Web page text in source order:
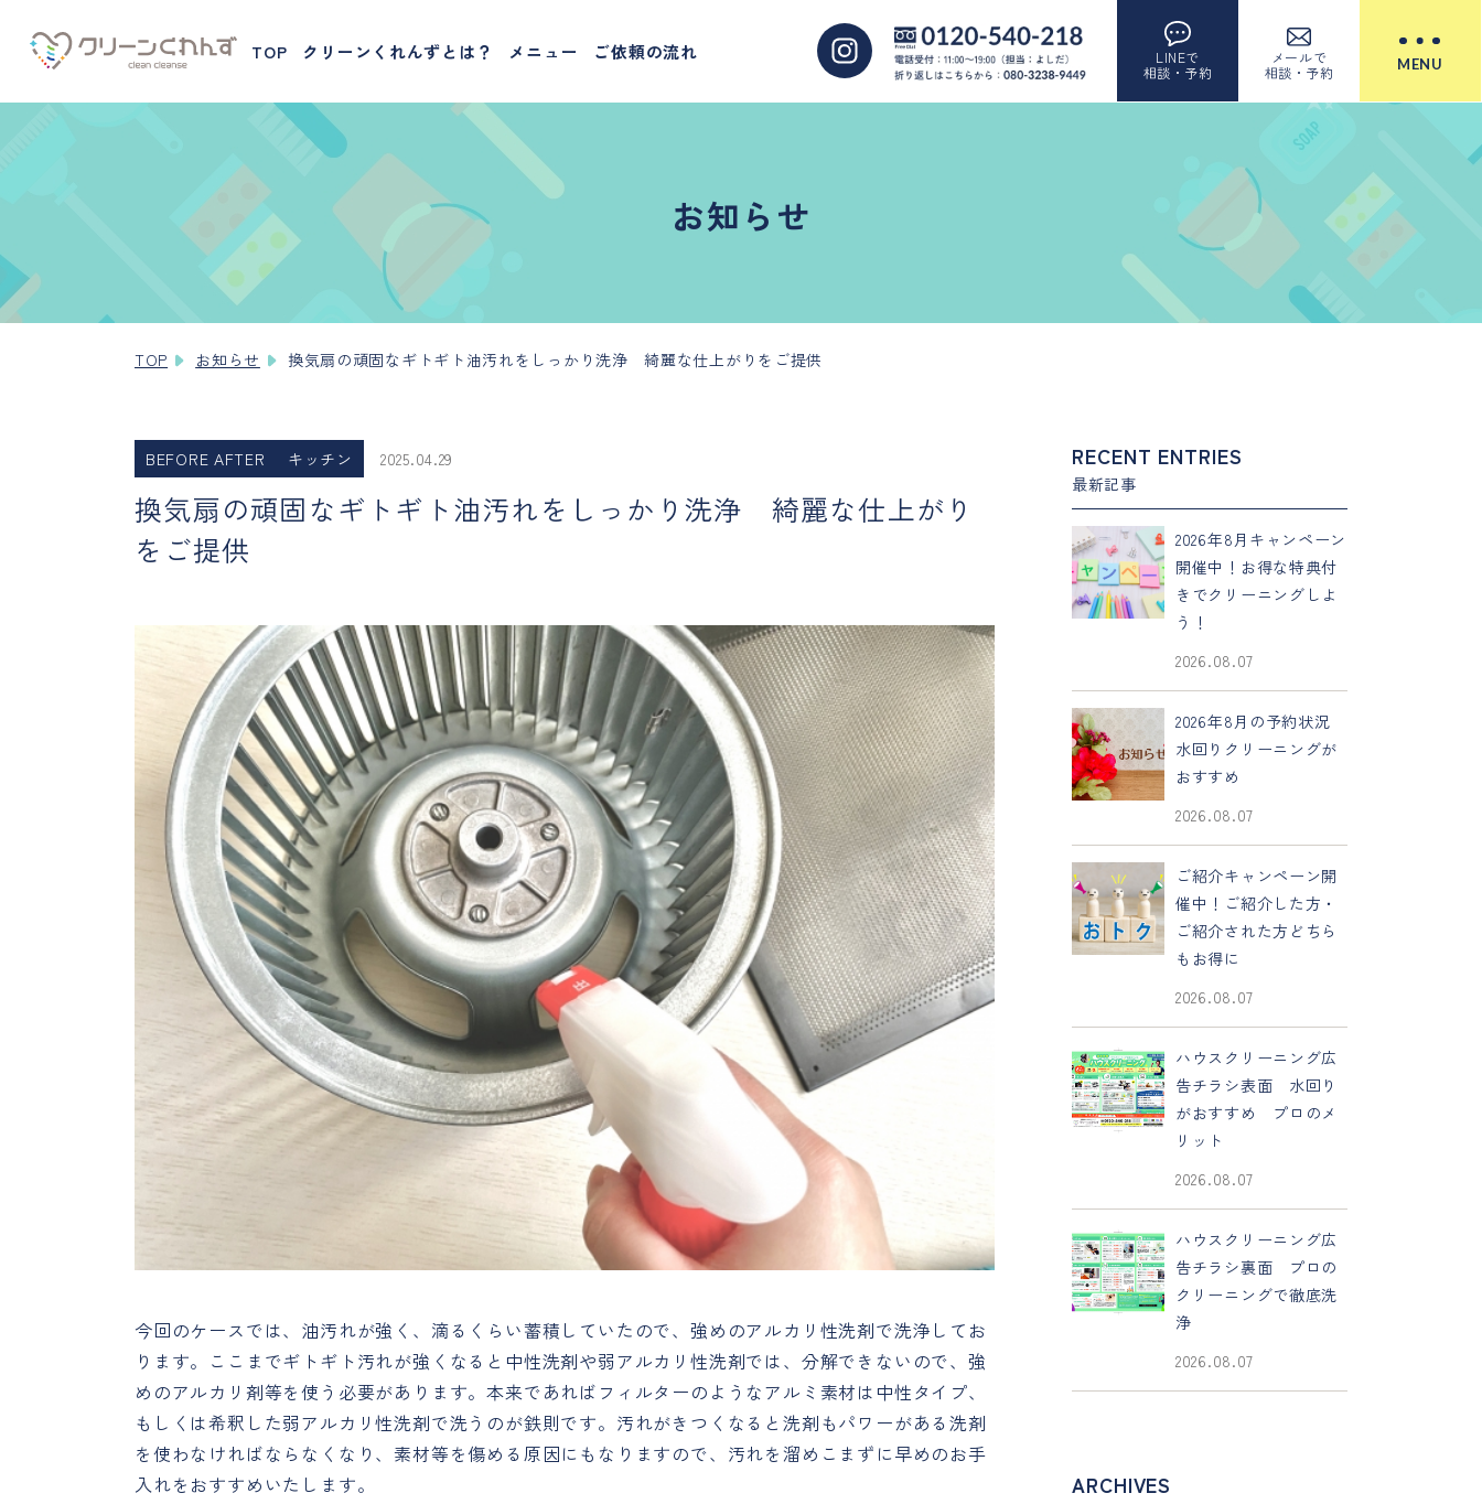
TOP クリーンくれんずとは？ メニュー ご依頼の流れ
LINEで
相談・予約
メールで
相談・予約
MENU
お知らせ
TOP お知らせ 換気扇の頑固なギトギト油汚れをしっかり洗浄 綺麗な仕上がりをご提供
BEFORE AFTER キッチン 2025.04.29
換気扇の頑固なギトギト油汚れをしっかり洗浄 綺麗な仕上がり
をご提供
今回のケースでは、油汚れが強く、滴るくらい蓄積していたので、強めのアルカリ性洗剤で洗浄してお
ります。ここまでギトギト汚れが強くなると中性洗剤や弱アルカリ性洗剤では、分解できないので、強
めのアルカリ剤等を使う必要があります。本来であればフィルターのようなアルミ素材は中性タイプ、
もしくは希釈した弱アルカリ性洗剤で洗うのが鉄則です。汚れがきつくなると洗剤もパワーがある洗剤
を使わなければならなくなり、素材等を傷める原因にもなりますので、汚れを溜めこまずに早めのお手
入れをおすすめいたします。
RECENT ENTRIES
最新記事
2026年8月キャンペーン
開催中！お得な特典付
きでクリーニングしよ
う！
2026.08.07
2026年8月の予約状況
水回りクリーニングが
おすすめ
2026.08.07
ご紹介キャンペーン開
催中！ご紹介した方・
ご紹介された方どちら
もお得に
2026.08.07
ハウスクリーニング広
告チラシ表面 水回り
がおすすめ プロのメ
リット
2026.08.07
ハウスクリーニング広
告チラシ裏面 プロの
クリーニングで徹底洗
浄
2026.08.07
ARCHIVES